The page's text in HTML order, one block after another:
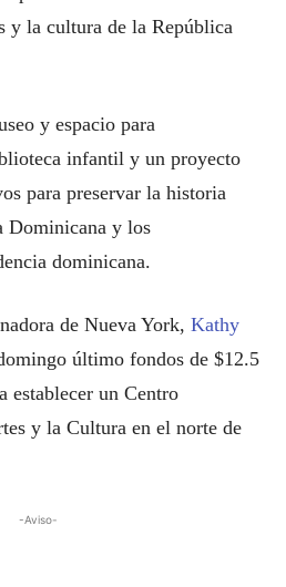
y la cultura de la República
y espacio para
infantil y un proyecto
para preservar la historia
Dominicana y los
dominicana.
de Nueva York, Kathy
último fondos de $12.5
establecer un Centro
y la Cultura en el norte de
-Aviso-